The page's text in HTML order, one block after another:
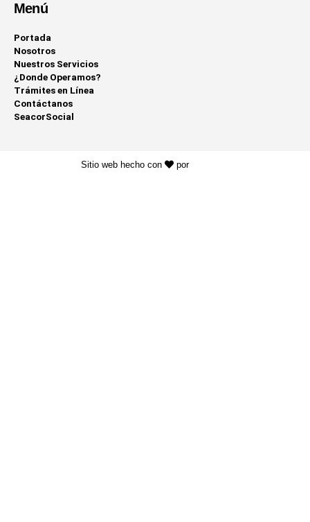
Menú
Portada
Nosotros
Nuestros Servicios
¿Donde Operamos?
Trámites en Línea
Contáctanos
SeacorSocial
Sitio web hecho con por